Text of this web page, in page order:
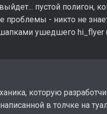
пустой полигон,
- никто не
ушедшего hi_flyer
которую
в толчке на